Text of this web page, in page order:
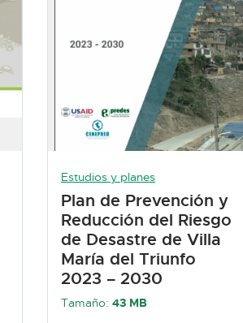
Estudios y planes
Plan de Prevención y
Reducción del Riesgo
de Desastre de Villa
María del Triunfo
2023 – 2030
Tamaño: 43 MB